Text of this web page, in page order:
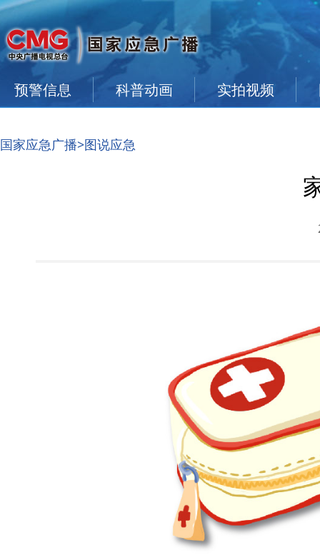
预警信息 科普动画 实拍视频
国家应急广播>图说应急